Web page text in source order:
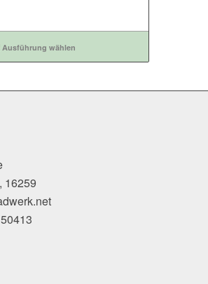
Ausführung wählen
16259